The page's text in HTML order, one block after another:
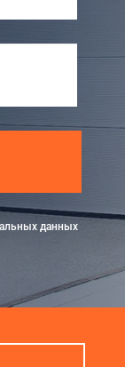
данных